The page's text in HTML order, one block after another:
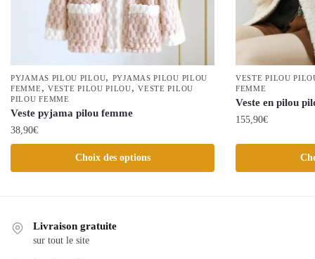
PYJAMAS PILOU PILOU, PYJAMAS PILOU PILOU
FEMME, VESTE PILOU PILOU,VESTE PILOU
PILOU FEMME
Veste pyjama pilou femme
38,90€
Choix des options
produit
variations.
VESTE PILOU
FEMME
Veste en pilou
155,90€
Ce
Livraison gratuite
sur tout le site